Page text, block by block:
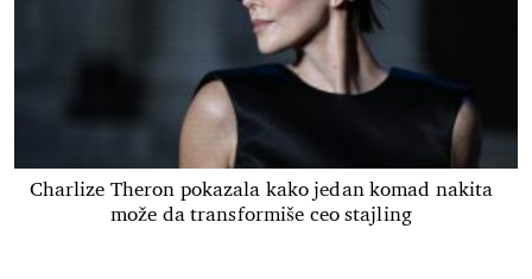
Charlize Theron pokazala kako jedan komad nakita
može da transformiše ceo stajling